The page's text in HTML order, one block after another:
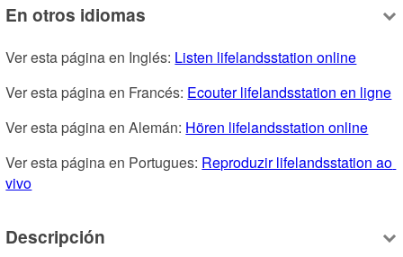
En otros idiomas
Ver esta página en Inglés: Listen lifelandsstation online
Ver esta página en Francés: Ecouter lifelandsstation en ligne
Ver esta página en Alemán: Hören lifelandsstation online
Ver esta página en Portugues: Reproduzir lifelandsstation ao
vivo
Descripción